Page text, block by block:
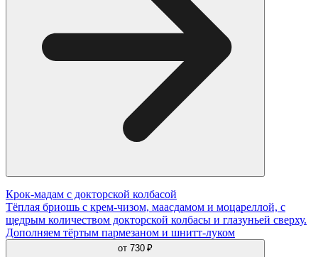
Крок-мадам с докторской колбасой
Тёплая бриошь с крем-чизом, маасдамом и моцареллой, с
щедрым количеством докторской колбасы и глазуньей сверху.
Дополняем тёртым пармезаном и шнитт-луком
от 730 ₽